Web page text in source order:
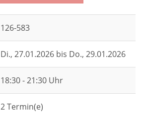
126-583
Di., 27.01.2026 bis Do., 29.01.2026
18:30 - 21:30 Uhr
2 Termin(e)